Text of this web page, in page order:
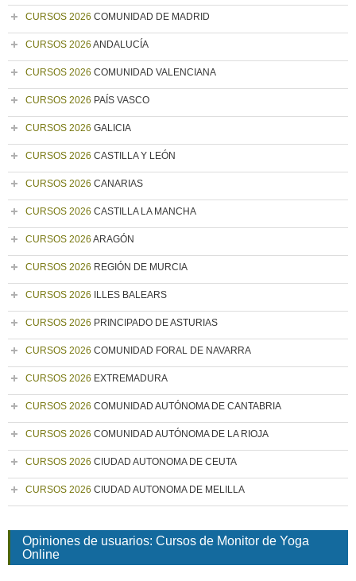
CURSOS 2026 COMUNIDAD DE MADRID
CURSOS 2026 ANDALUCÍA
CURSOS 2026 COMUNIDAD VALENCIANA
CURSOS 2026 PAÍS VASCO
CURSOS 2026 GALICIA
CURSOS 2026 CASTILLA Y LEÓN
CURSOS 2026 CANARIAS
CURSOS 2026 CASTILLA LA MANCHA
CURSOS 2026 ARAGÓN
CURSOS 2026 REGIÓN DE MURCIA
CURSOS 2026 ILLES BALEARS
CURSOS 2026 PRINCIPADO DE ASTURIAS
CURSOS 2026 COMUNIDAD FORAL DE NAVARRA
CURSOS 2026 EXTREMADURA
CURSOS 2026 COMUNIDAD AUTÓNOMA DE CANTABRIA
CURSOS 2026 COMUNIDAD AUTÓNOMA DE LA RIOJA
CURSOS 2026 CIUDAD AUTONOMA DE CEUTA
CURSOS 2026 CIUDAD AUTONOMA DE MELILLA
Opiniones de usuarios: Cursos de Monitor de Yoga
Online